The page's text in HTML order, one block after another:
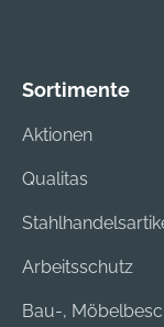
Sortimente
Aktionen
Qualitas
Arbeitsschutz
Bau-,